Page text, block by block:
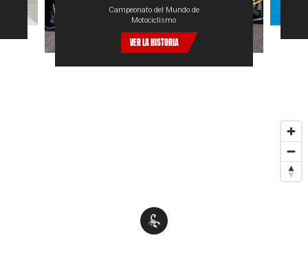
Campeonato del Mundo de
Motociclismo
VER LA HISTORIA